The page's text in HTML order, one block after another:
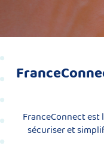
FranceConnect
sécuriser et